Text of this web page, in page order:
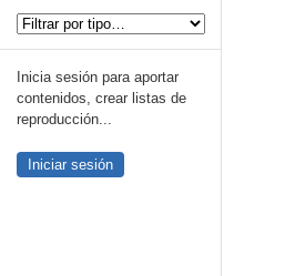
Inicia sesión para aportar
contenidos, crear listas de
reproducción...
Iniciar sesión